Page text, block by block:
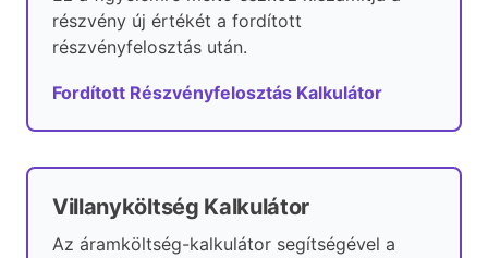
részvény új értékét a fordított
részvényfelosztás után.
Fordított Részvényfelosztás Kalkulátor
Villanyköltség Kalkulátor
Az áramköltség-kalkulátor segítségével a